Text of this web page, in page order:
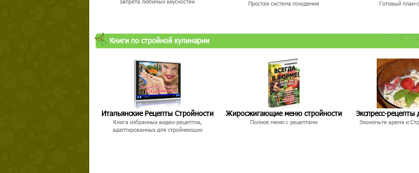
Простая система похудения Готовый план-
Книги по стройной кулинарии
Итальянские Рецепты Стройности
Книга избранных видео-рецептов,
адаптированных для стройнеющих
Жиросжигающие меню стройности
Полное меню с рецептами
Экспресс-
Экономьте время и